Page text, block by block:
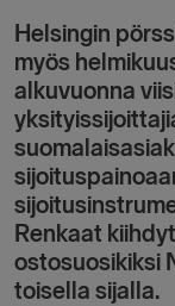
Helsingin
myös
alkuvuonna
Renkaat
ostosuosikiksi
toisella sijalla.